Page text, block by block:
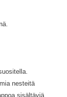
nesteitä
sisältäviä